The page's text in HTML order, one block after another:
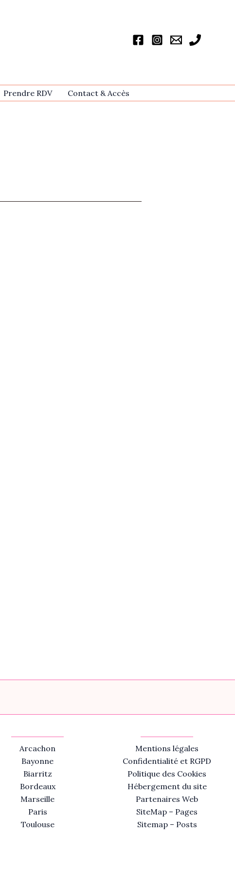
Prendre RDV Contact & Accѐs
Arcachon
Bayonne
Biarritz
Bordeaux
Marseille
Paris
Toulouse
Mentions légales
Confidentialité et RGPD
Politique des Cookies
Hébergement du site
Partenaires Web
SiteMap – Pages
Sitemap – Posts